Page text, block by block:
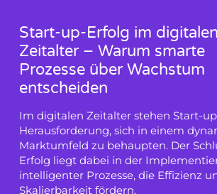
Start-up-Erfolg im digitalen
Zeitalter – Warum smarte
Prozesse über Wachstum
entscheiden
Im digitalen Zeitalter stehen Start-
Herausforderung, sich in einem
Marktumfeld zu behaupten. Der
Erfolg liegt dabei in der
intelligenter Prozesse, die Effizienz
Skalierbarkeit fördern.